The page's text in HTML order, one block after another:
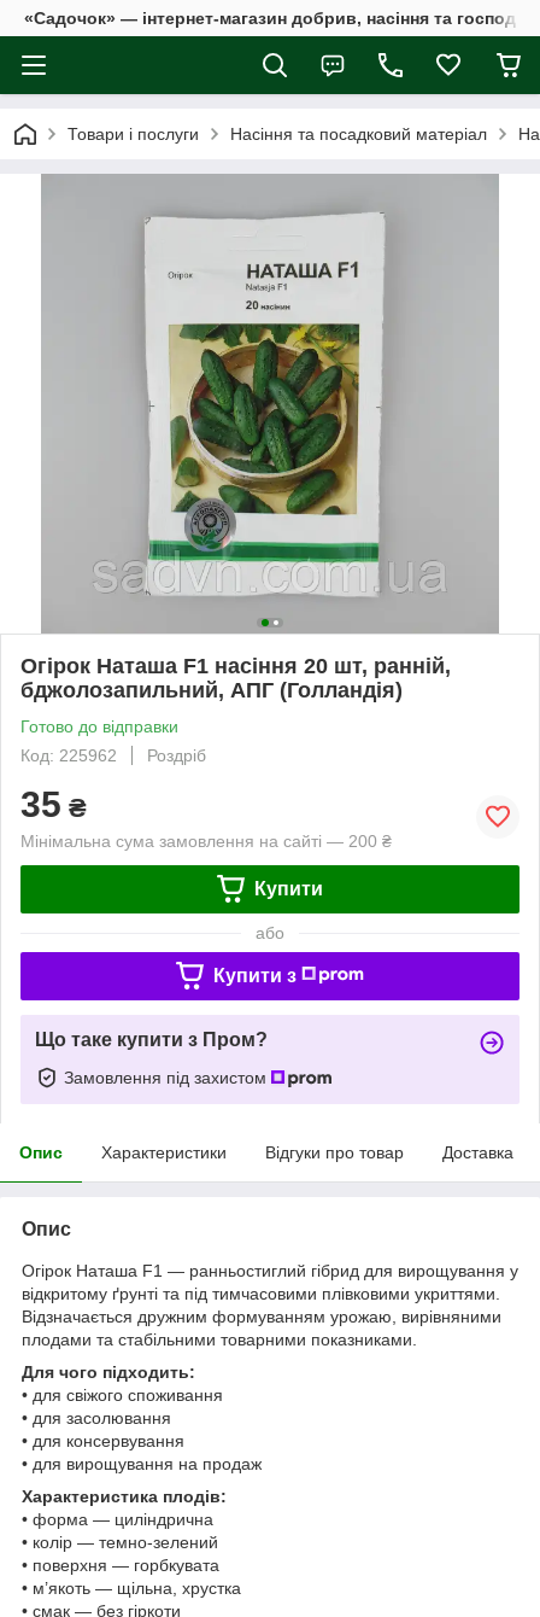
«Садочок» — інтернет-магазин добрив, насіння та
Товари і послуги Насіння та посадковий матеріал
Огірок Наташа F1 насіння 20 шт, ранній,
бджолозапильний, АПГ (Голландія)
Готово до відправки
Код: 225962
Роздріб
35 ₴
Мінімальна сума замовлення на сайті — 200 ₴
Купити
або
Купити з
Що таке купити з Пром?
Замовлення під захистом
Опис Характеристики Відгуки про товар Доставка
Опис
Огірок Наташа F1 — ранньостиглий гібрид для вирощування у
відкритому ґрунті та під тимчасовими плівковими укриттями.
Відзначається дружним формуванням урожаю, вирівняними
плодами та стабільними товарними показниками.
Для чого підходить:
• для свіжого споживання
• для засолювання
• для консервування
• для вирощування на продаж
Характеристика плодів:
• форма — циліндрична
• колір — темно-зелений
• поверхня — горбкувата
• м’якоть — щільна, хрустка
• смак — без гіркоти